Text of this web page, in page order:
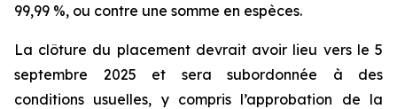
99,99 %, ou contre une somme en espèces.
La clôture du placement devrait avoir lieu vers le 5
septembre 2025 et sera subordonnée à des
conditions usuelles, y compris l’approbation de la